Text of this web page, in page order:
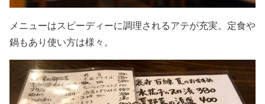
メニューはスピーディーに調理されるアテが充実。定食や
鍋もあり使い方は様々。